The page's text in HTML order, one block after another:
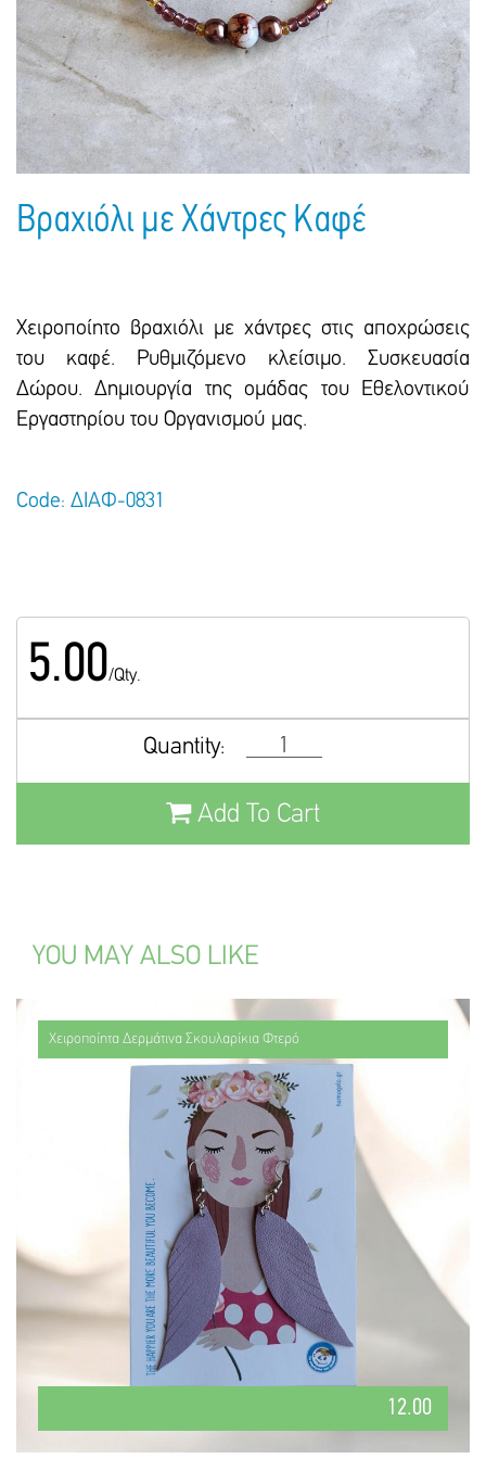
Πακέτα Δώρων
Σακούλες
Τσάντες - Ποδιές - Ομπρέλες
Βιβλία
Παιδικό Πάρτι
Παιδικά Είδη
Ημερολόγια - Ατζέντες
Γραφική Ύλη
Είδη Γραφείου
Τετράδια - Φάκελοι
Βραχιόλι με Χάντρες Καφέ
Χειροποίητο βραχιόλι με χάντρες στις αποχρώσεις
του καφέ. Ρυθμιζόμενο κλείσιμο. Συσκευασία
Δώρου. Δημιουργία της ομάδας του Εθελοντικού
Εργαστηρίου του Οργανισμού μας.
Code: ΔΙΑΦ-0831
5.00/Qty.
Quantity:
Add To Cart
YOU MAY ALSO LIKE
Χειροποίητα Δερμάτινα Σκουλαρίκια Φτερό
12.00